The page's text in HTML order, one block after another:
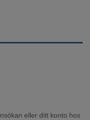
eller ditt konto hos